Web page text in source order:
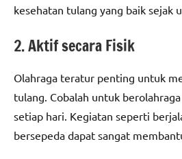
kesehatan tulang yang baik sejak
2. Aktif secara Fisik
Olahraga teratur penting untuk
tulang. Cobalah untuk
setiap hari. Kegiatan seperti
bersepeda dapat sangat